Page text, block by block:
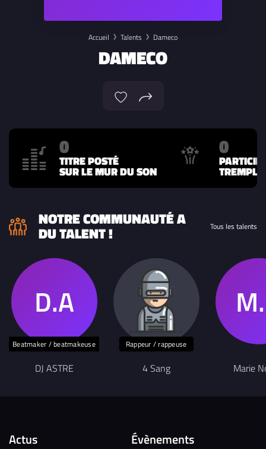
Accueil Talents Dameco
DAMECO
0
TITRE POSTÉ
SUR LE MUR DU SON
0
NOTRE COMMUNAUTÉ A
DU TALENT ! Tous les talents
Beatmaker / beatmakeuse
DJ ASTRE
Rappeur / rappeuse
4 Sang Marie
Actus Évènements